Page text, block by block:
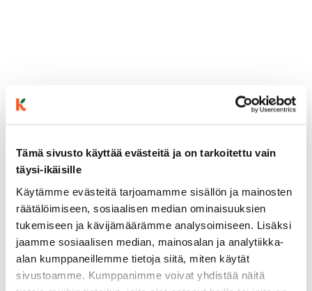
Tämä sivusto käyttää evästeitä ja on tarkoitettu vain
täysi-ikäisille
Käytämme evästeitä tarjoamamme sisällön ja mainosten
räätälöimiseen, sosiaalisen median ominaisuuksien
tukemiseen ja kävijämäärämme analysoimiseen. Lisäksi
jaamme sosiaalisen median, mainosalan ja analytiikka-
alan kumppaneillemme tietoja siitä, miten käytät
sivustoamme. Kumppanimme voivat yhdistää näitä
ainekset
lisätietoja
1 kg lanttua